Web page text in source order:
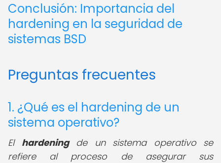
Conclusión: Importancia del
hardening en la seguridad de
sistemas BSD
Preguntas frecuentes
1. ¿Qué es el hardening de un
sistema operativo?
El hardeningde un sistema operativo se
refiere al proceso de asegurar sus